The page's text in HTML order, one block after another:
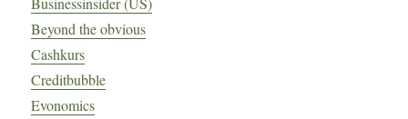
Beyond the obvious
Cashkurs
Creditbubble
Evonomics